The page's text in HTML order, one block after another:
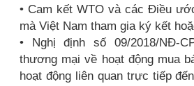
• Cam kết WTO và các Điều
mà Việt Nam tham gia ký kết
• Nghị định số 09/2018/NĐ-
thương mại về hoạt động mua
hoạt động liên quan trực tiếp